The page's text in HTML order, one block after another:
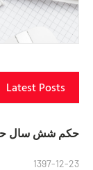
Latest Posts
حکم شش سال
1397-12-23